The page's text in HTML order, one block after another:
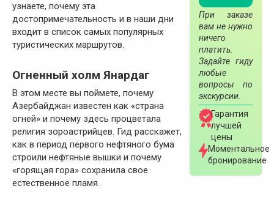
При заказе
вам не нужно
ничего
платить.
Задайте гиду
любые
вопросы по
экскурсии.
Гарантия
лучшей
цены
Моментальное
бронирование
узнаете, почему эта
достопримечательность и в наши дни
входит в список самых популярных
туристических маршрутов.
Огненный холм Янардаг
В этом месте вы поймете, почему
Азербайджан известен как «страна
огней» и почему здесь процветала
религия зороастрийцев. Гид расскажет,
как в период первого нефтяного бума
строили нефтяные вышки и почему
«горящая гора» сохранила свое
естественное пламя.